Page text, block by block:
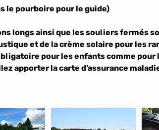
le pourboire pour le guide)
longs ainsi que les souliers fermés
et de la crème solaire pour les
pour les enfants comme pour
apporter la carte d’assurance